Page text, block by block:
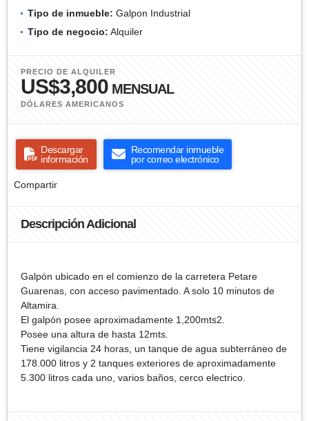
Tipo de inmueble: Galpon Industrial
Tipo de negocio: Alquiler
PRECIO DE ALQUILER
US$3,800 MENSUAL
DÓLARES AMERICANOS
Descargar
información
Recomendar inmueble
por correo electrónico
Compartir
Descripción Adicional
Galpón ubicado en el comienzo de la carretera Petare
Guarenas, con acceso pavimentado. A solo 10 minutos de
Altamira.
El galpón posee aproximadamente 1,200mts2.
Posee una altura de hasta 12mts.
Tiene vigilancia 24 horas, un tanque de agua subterráneo de
178.000 litros y 2 tanques exteriores de aproximadamente
5.300 litros cada uno, varios baños, cerco electrico.